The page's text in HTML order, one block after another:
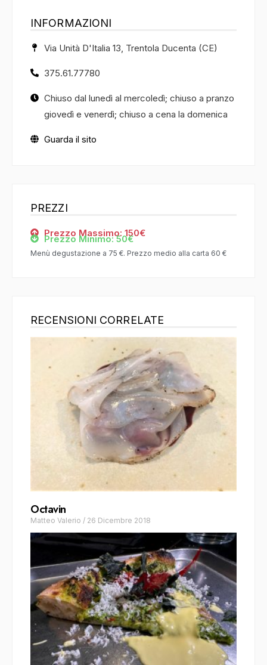
INFORMAZIONI
Via Unità D'Italia 13, Trentola Ducenta (CE)
375.61.77780
Chiuso dal lunedì al mercoledì; chiuso a pranzo
giovedì e venerdì; chiuso a cena la domenica
Guarda il sito
PREZZI
Prezzo Massimo: 150€
Prezzo Minimo: 50€
Menù degustazione a 75 €. Prezzo medio alla carta 60 €
RECENSIONI CORRELATE
Octavin
Matteo Valerio / 26 Dicembre 2018